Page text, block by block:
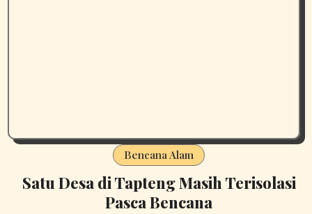
Bencana Alam
Satu Desa di Tapteng Masih Terisolasi
Pasca Bencana